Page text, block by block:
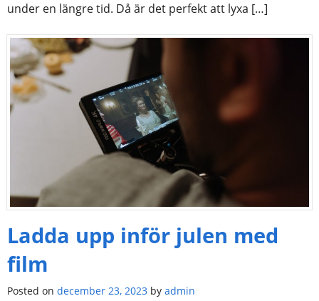
under en längre tid. Då är det perfekt att lyxa […]
Ladda upp inför julen med
film
Posted on december 23, 2023 by admin